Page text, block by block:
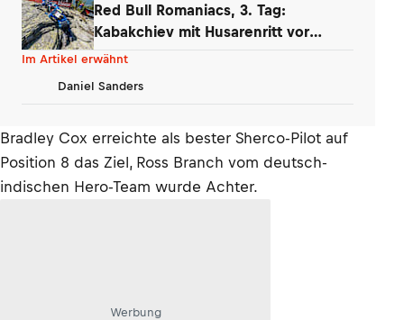
Red Bull Romaniacs, 3. Tag:
Kabakchiev mit Husarenritt vor
Lettenbichler
Im Artikel erwähnt
Daniel Sanders
Bradley Cox erreichte als bester Sherco-Pilot auf
Position 8 das Ziel, Ross Branch vom deutsch-
indischen Hero-Team wurde Achter.
Werbung